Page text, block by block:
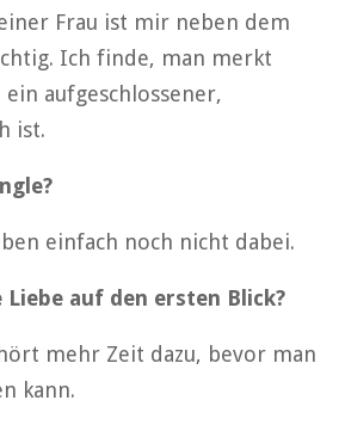
Frau ist mir neben dem
Ich finde, man merkt
aufgeschlossener,
ist.
einfach noch nicht dabei.
Liebe auf den ersten Blick?
mehr Zeit dazu, bevor man
kann.